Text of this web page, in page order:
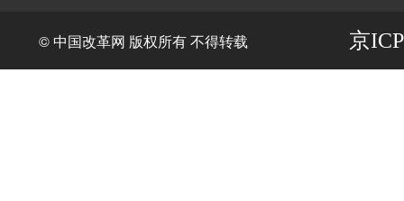
© 中国改革网 版权所有 不得转载 京